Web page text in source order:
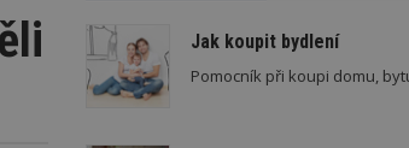
Jak koupit bydlení
Pomocník při koupi domu,